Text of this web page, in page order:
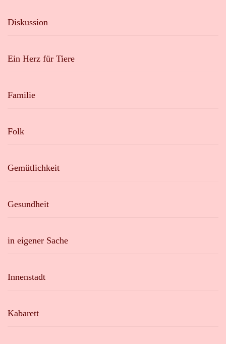
Diskussion
Ein Herz für Tiere
Familie
Folk
Gemütlichkeit
Gesundheit
in eigener Sache
Innenstadt
Kabarett